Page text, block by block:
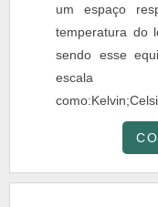
um espaço
temperatura do
sendo esse
escala